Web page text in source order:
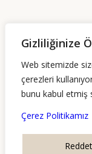
Gizliliğinize
Web sitemizde
çerezleri
bunu kabul etmiş
Çerez Politikamız
Reddet